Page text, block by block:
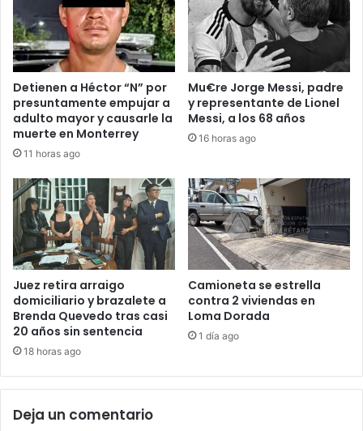
Detienen a Héctor “N” por
presuntamente empujar a
adulto mayor y causarle la
muerte en Monterrey
11 horas ago
Mu€re Jorge Messi, padre
y representante de Lionel
Messi, a los 68 años
16 horas ago
Juez retira arraigo
domiciliario y brazalete a
Brenda Quevedo tras casi
20 años sin sentencia
18 horas ago
Camioneta se estrella
contra 2 viviendas en
Loma Dorada
1 día ago
Deja un comentario